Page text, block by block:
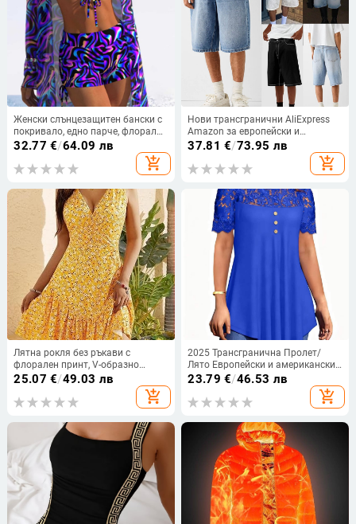
Женски слънцезащитен бански с
покривало, едно парче, флорална
шарка, пролет 2026
32.77 €/64.09 лв
add_shopping_cart
Нови трансгранични AliExpress
Amazon за европейски и
американски мъжки
четирицветни еластични дънкови
шорти с пет цвята Дънкови
37.81 €/73.95 лв
add_shopping_cart
Лятна рокля без ръкави с
флорален принт, V-образно
деколте, висока талия, средна
25.07 €/49.03 лв
add_shopping_cart
2025 Трансгранична Пролет/
Лято Европейски и американски
Ново дамско облекло
Едноцветна дантелена тениска с
къс ръкав и кръгло деколте
23.79 €/46.53 лв
add_shopping_cart